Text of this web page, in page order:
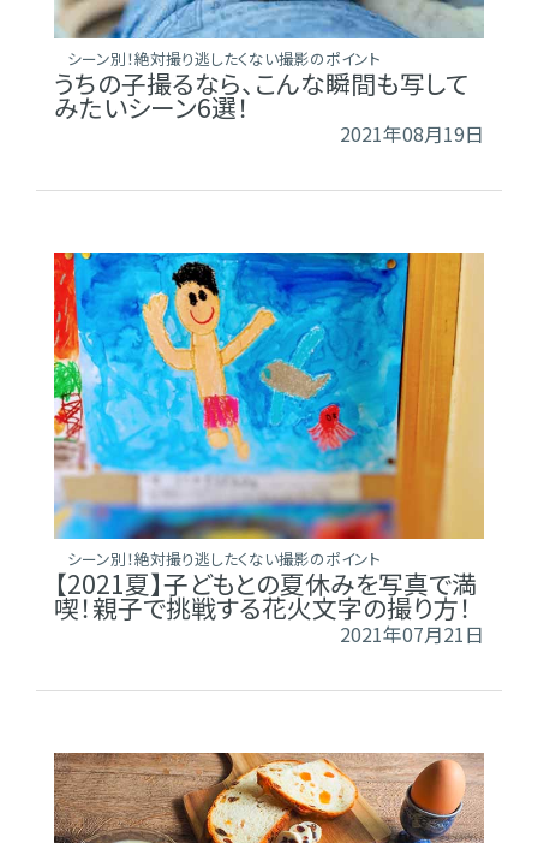
シーン別！絶対撮り逃したくない撮影のポイント
うちの子撮るなら、こんな瞬間も写して
みたいシーン6選！
2021年08月19日
シーン別！絶対撮り逃したくない撮影のポイント
【2021夏】子どもとの夏休みを写真で満
喫！親子で挑戦する花火文字の撮り方！
2021年07月21日